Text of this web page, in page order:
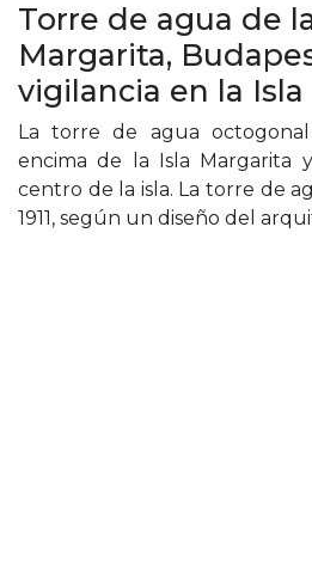
Torre de agua de
Margarita,
vigilancia en la
La torre de agua
encima de la Isla Margarita
centro de la isla. La torre de
1911, según un diseño del